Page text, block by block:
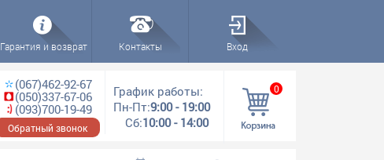
Гарантия и возврат Контакты Вход
(067)462-92-67
(050)337-67-06
(093)700-19-49
Обратный звонок
График работы:
Пн-Пт:9:00 - 19:00
Сб:10:00 - 14:00
0